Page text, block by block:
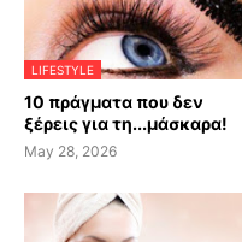
LIFESTYLE
10 πράγματα που δεν
ξέρεις για τη...μάσκαρα!
May 28, 2026